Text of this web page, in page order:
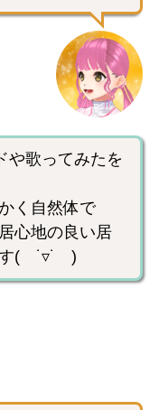
や歌ってみたを
く自然体で
心地の良い居
す( ˙▿˙ )